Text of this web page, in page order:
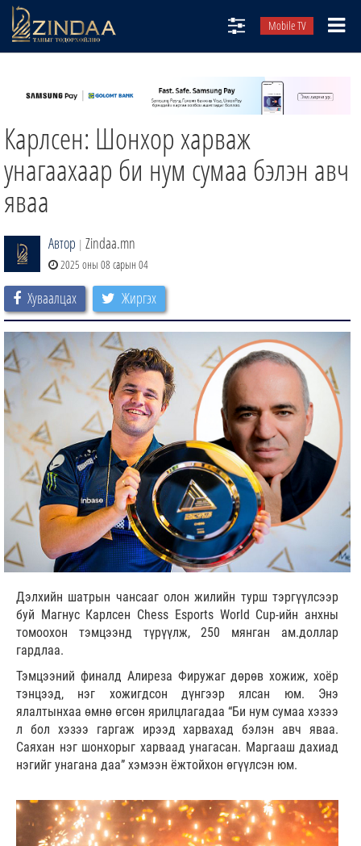
Mobile TV
ТВ8
ӨГЛӨӨНИЙ СОНИН
АУДИО ЗОХИОЛ
ЗИНДАА СЭТГҮҮЛ
Карлсен: Шонхор харваж
унагаахаар би нум сумаа бэлэн авч
яваа
Автор | Zindaa.mn
2025 оны 08 сарын 04
Хуваалцах Жиргэх
Дэлхийн шатрын чансааг олон жилийн турш тэргүүлсээр
буй Магнус Карлсен Chess Esports World Cup-ийн анхны
томоохон тэмцээнд түрүүлж, 250 мянган ам.доллар
гардлаа.
Тэмцээний финалд Алиреза Фиружаг дөрөв хожиж, хоёр
тэнцээд, нэг хожигдсон дүнгээр ялсан юм. Энэ
ялалтынхаа өмнө өгсөн ярилцлагадаа “Би нум сумаа хэзээ
л бол хэзээ гаргаж ирээд харвахад бэлэн авч яваа.
Саяхан нэг шонхорыг харваад унагасан. Маргааш дахиад
нэгийг унагана даа” хэмээн ёжтойхон өгүүлсэн юм.